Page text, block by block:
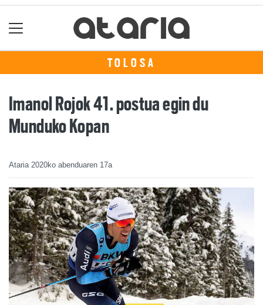
TOLOSA
Imanol Rojok 41. postua egin du
Munduko Kopan
Ataria 2020ko abenduaren 17a